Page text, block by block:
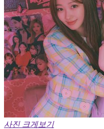
사진 크게보기